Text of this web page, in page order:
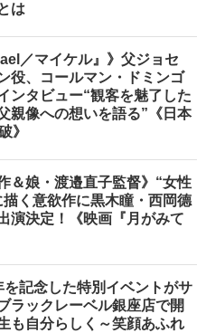
は
／マイケル』》父ジョセ
役、コールマン・ドミンゴ
ンタビュー“観客を魅了した
親像への想いを語る”《日本
》
＆娘・渡邉直子監督》“女性
く意欲作に黒木瞳・西岡德
演決定！《映画『月がみて
を記念した特別イベントがサ
ラックレーベル銀座店で開
自分らしく～笑顔あふれ